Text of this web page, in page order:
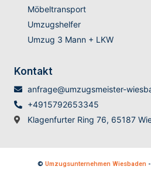
Möbeltransport
Umzugshelfer
Umzug 3 Mann + LKW
Kontakt
anfrage@umzugsmeister-
+4915792653345
Klagenfurter Ring 76, 65187
© Umzugsunternehmen Wiesbaden